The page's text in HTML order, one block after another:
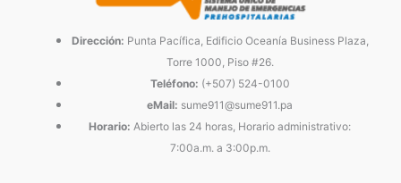
Dirección: Punta Pacífica, Edificio Oceanía Business Plaza,
Torre 1000, Piso #26.
Teléfono: (+507) 524-0100
eMail: sume911@sume911.pa
Horario: Abierto las 24 horas, Horario administrativo:
7:00a.m. a 3:00p.m.